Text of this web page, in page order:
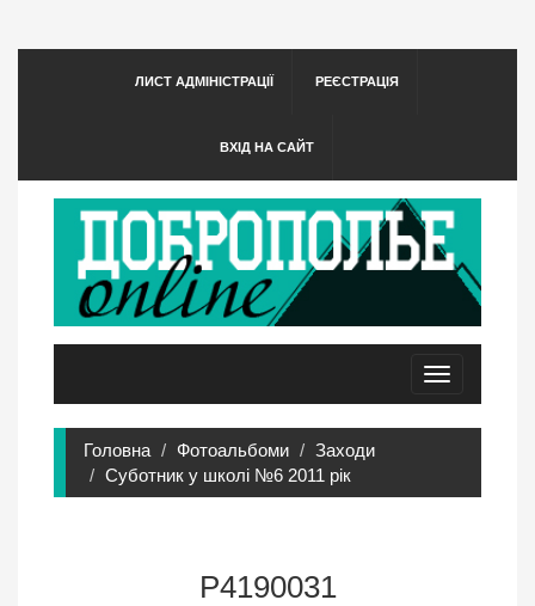
ЛИСТ АДМІНІСТРАЦІЇ РЕЄСТРАЦІЯ
ВХІД НА САЙТ
Toggle
navigation
Головна Фотоальбоми
Заходи
Суботник у школі №6 2011 рік
P4190031